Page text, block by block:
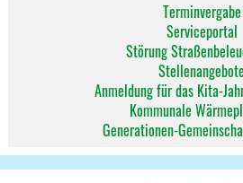
Terminvergabe
Serviceportal
Störung
Stellenangebote
Anmeldung für das Kita-
Kommunale
Generationen-